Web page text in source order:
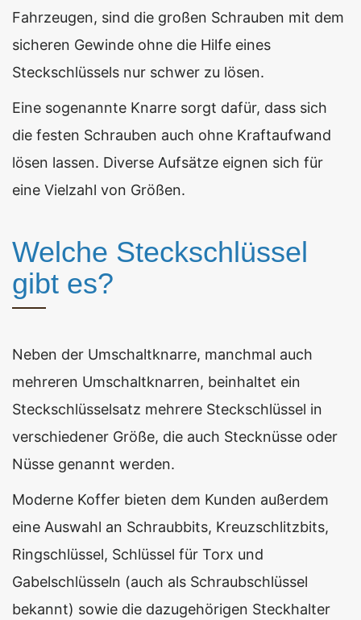
Fahrzeugen, sind die großen Schrauben mit dem
sicheren Gewinde ohne die Hilfe eines
Steckschlüssels nur schwer zu lösen.
Eine sogenannte Knarre sorgt dafür, dass sich
die festen Schrauben auch ohne Kraftaufwand
lösen lassen. Diverse Aufsätze eignen sich für
eine Vielzahl von Größen.
Welche Steckschlüssel
gibt es?
Neben der Umschaltknarre, manchmal auch
mehreren Umschaltknarren, beinhaltet ein
Steckschlüsselsatz mehrere Steckschlüssel in
verschiedener Größe, die auch Stecknüsse oder
Nüsse genannt werden.
Moderne Koffer bieten dem Kunden außerdem
eine Auswahl an Schraubbits, Kreuzschlitzbits,
Ringschlüssel, Schlüssel für Torx und
Gabelschlüsseln (auch als Schraubschlüssel
bekannt) sowie die dazugehörigen Steckhalter